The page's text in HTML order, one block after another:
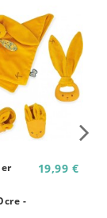
-
19,99 €